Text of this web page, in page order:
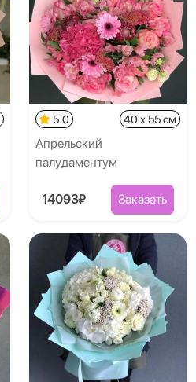
5.0 40 x 55 см
Апрельский
палудаментум
14093₽ Заказать